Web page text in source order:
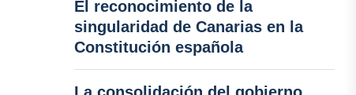
El reconocimiento de la
singularidad de Canarias en la
Constitución española